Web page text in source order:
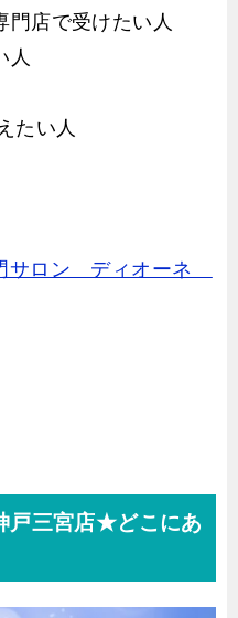
門店で受けたい人
人
たい人
サロン ディオーネ
戸三宮店★どこにあ